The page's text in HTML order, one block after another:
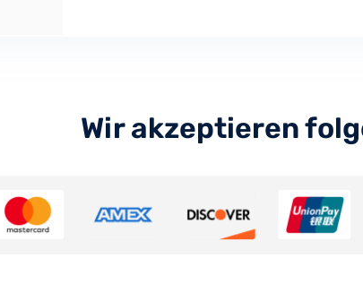
Wir akzeptieren